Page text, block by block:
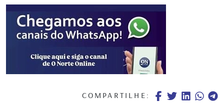
COMPARTILHE: